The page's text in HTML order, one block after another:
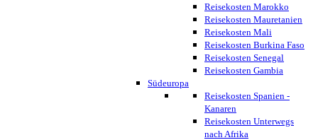
Reisekosten Marokko
Reisekosten Mauretanien
Reisekosten Mali
Reisekosten Burkina Faso
Reisekosten Senegal
Reisekosten Gambia
Südeuropa
Reisekosten Spanien -
Kanaren
Reisekosten Unterwegs
nach Afrika